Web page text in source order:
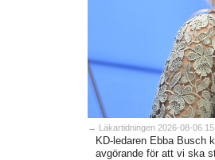
→ Läkartidningen 2026-08-06
KD-ledaren Ebba Busch
avgörande för att vi ska